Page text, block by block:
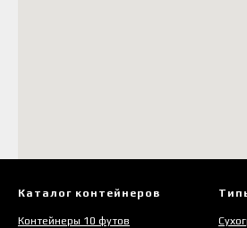
Каталог контейнеров
Контейнеры 10 футов